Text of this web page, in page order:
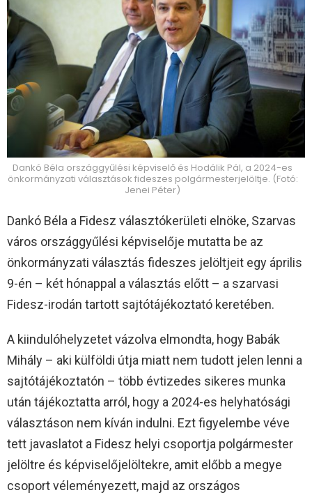
Dankó Béla országgyűlési képviselő és Hodálik Pál, a 2024-es
önkormányzati választások fideszes polgármesterjelöltje. (Fotó:
Jenei Péter)
Dankó Béla a Fidesz választókerületi elnöke, Szarvas
város országgyűlési képviselője mutatta be az
önkormányzati választás fideszes jelöltjeit egy április
9-én – két hónappal a választás előtt – a szarvasi
Fidesz-irodán tartott sajtótájékoztató keretében.
A kiindulóhelyzetet vázolva elmondta, hogy Babák
Mihály – aki külföldi útja miatt nem tudott jelen lenni a
sajtótájékoztatón – több évtizedes sikeres munka
után tájékoztatta arról, hogy a 2024-es helyhatósági
választáson nem kíván indulni. Ezt figyelembe véve
tett javaslatot a Fidesz helyi csoportja polgármester
jelöltre és képviselőjelöltekre, amit előbb a megye
csoport véleményezett, majd az országos